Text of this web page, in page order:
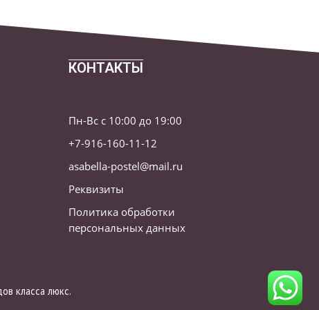
КОНТАКТЫ
Пн-Вс с 10:00 до 19:00
+7-916-160-11-12
asabella-postel@mail.ru
Реквизиты
Политика обработки
персональных данных
класса люкс.